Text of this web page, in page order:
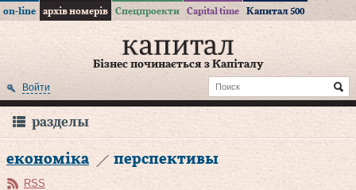
on-line архів номерів Спецпроекти Capital time Капитал 500
Бізнес починається з Капіталу
Войти
разделы
економіка перспективы
RSS